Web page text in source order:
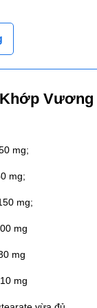
Vương
mg;
mg;
mg;
mg
mg
mg